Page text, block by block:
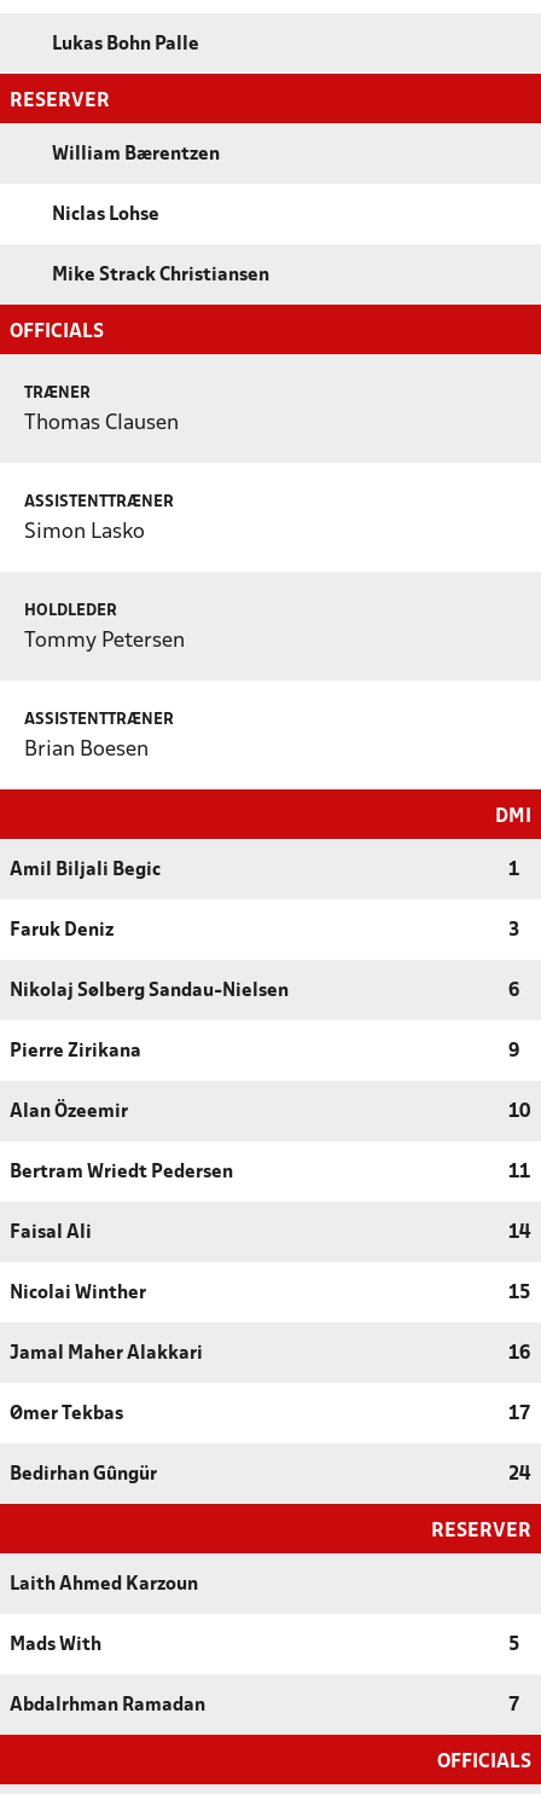
Lukas Bohn Palle
RESERVER
William Bærentzen
Niclas Lohse
Mike Strack Christiansen
OFFICIALS
TRÆNER
Thomas Clausen
ASSISTENTTRÆNER
Simon Lasko
HOLDLEDER
Tommy Petersen
ASSISTENTTRÆNER
Brian Boesen
DMI
Amil Biljali Begic 1
Faruk Deniz 3
Nikolaj Sølberg Sandau-Nielsen 6
Pierre Zirikana 9
Alan Özeemir 10
Bertram Wriedt Pedersen 11
Faisal Ali 14
Nicolai Winther 15
Jamal Maher Alakkari 16
Ømer Tekbas 17
Bedirhan Gûngür 24
RESERVER
Laith Ahmed Karzoun
Mads With 5
Abdalrhman Ramadan 7
OFFICIALS